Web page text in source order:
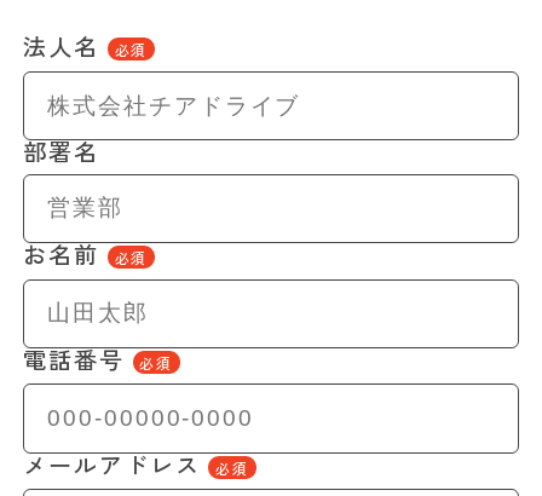
法人名 必須
部署名
お名前 必須
電話番号 必須
メールアドレス 必須